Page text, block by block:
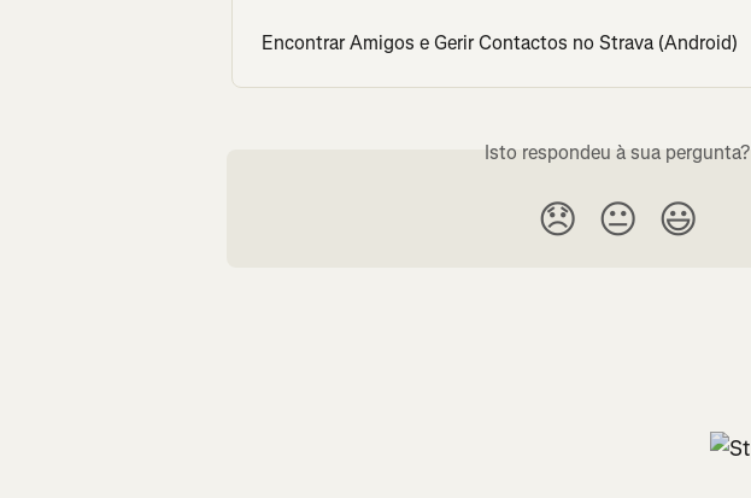
Encontrar Amigos e Gerir Contactos no Strava (Android)
Isto respondeu à sua pergunta?
😞 😐 😃